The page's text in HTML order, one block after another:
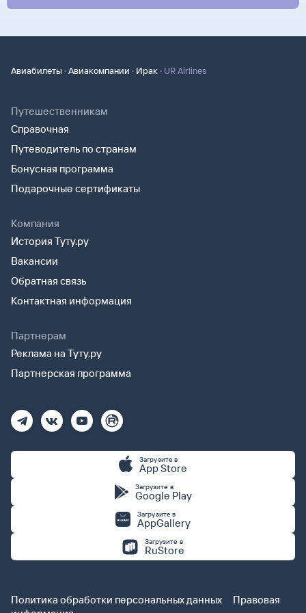
Авиабилеты ·Авиакомпании · Ирак · UR Airlines
Путешественникам
Справочная
Путеводитель по странам
Бонусная программа
Подарочные сертификаты
Компания
История Туту.ру
Вакансии
Обратная связь
Контактная информация
Партнерам
Реклама на Туту.ру
Партнерская программа
Загрузите в
App Store
Загрузите в
Google Play
Загрузите в
AppGallery
Загрузите в
RuStore
Политика обработки персональных данных
Правовая